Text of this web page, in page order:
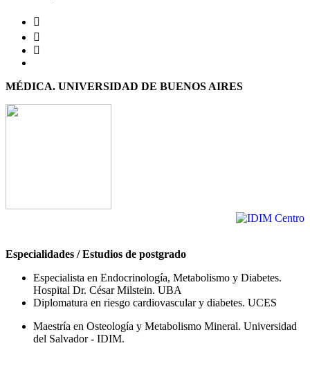
MÉDICA. UNIVERSIDAD DE BUENOS AIRES
Especialidades / Estudios de postgrado
Especialista en Endocrinología, Metabolismo y Diabetes.
Hospital Dr. César Milstein. UBA
Diplomatura en riesgo cardiovascular y diabetes. UCES
Maestría en Osteología y Metabolismo Mineral. Universidad
del Salvador - IDIM.